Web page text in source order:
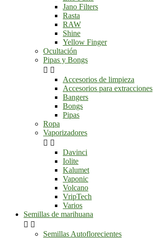
Jano Filters
Rasta
RAW
Shine
Yellow Finger
Ocultación
Pipas y Bongs
 
Accesorios de limpieza
Accesorios para extracciones
Bangers
Bongs
Pipas
Ropa
Vaporizadores
 
Davinci
Iolite
Kalumet
Vaponic
Volcano
VripTech
Varios
Semillas de marihuana
 
Semillas Autoflorecientes